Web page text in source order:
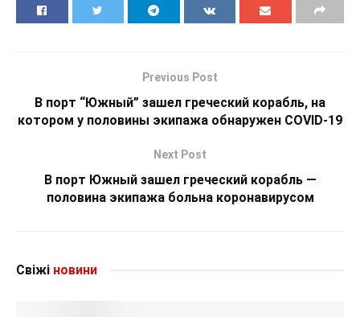
Previous Post
В порт “Южный” зашел греческий корабль, на
котором у половины экипажа обнаружен COVID-19
Next Post
В порт Южный зашел греческий корабль —
половина экипажа больна коронавирусом
Свіжі новини